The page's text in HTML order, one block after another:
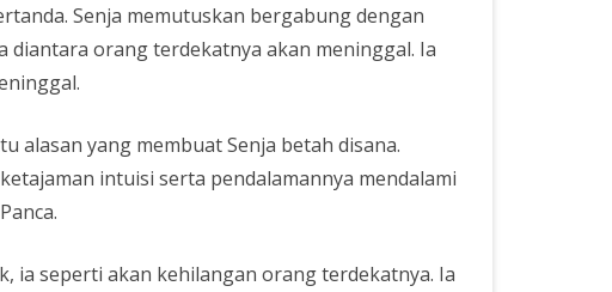
Senja memutuskan bergabung dengan
diantara orang terdekatnya akan meninggal. Ia
alasan yang membuat Senja betah disana.
intuisi serta pendalamannya mendalami
ia seperti akan kehilangan orang terdekatnya. Ia